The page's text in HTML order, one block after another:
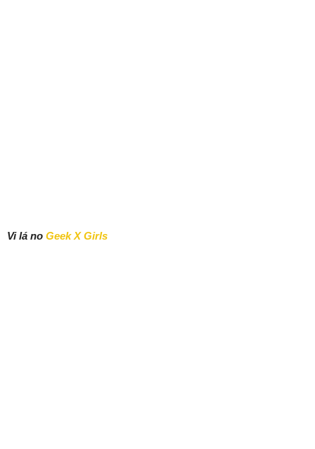
Vi lá no Geek X Girls